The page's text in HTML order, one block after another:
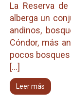
La Reserva
alberga un
andinos,
Cóndor, más
pocos
[...]
Leer más